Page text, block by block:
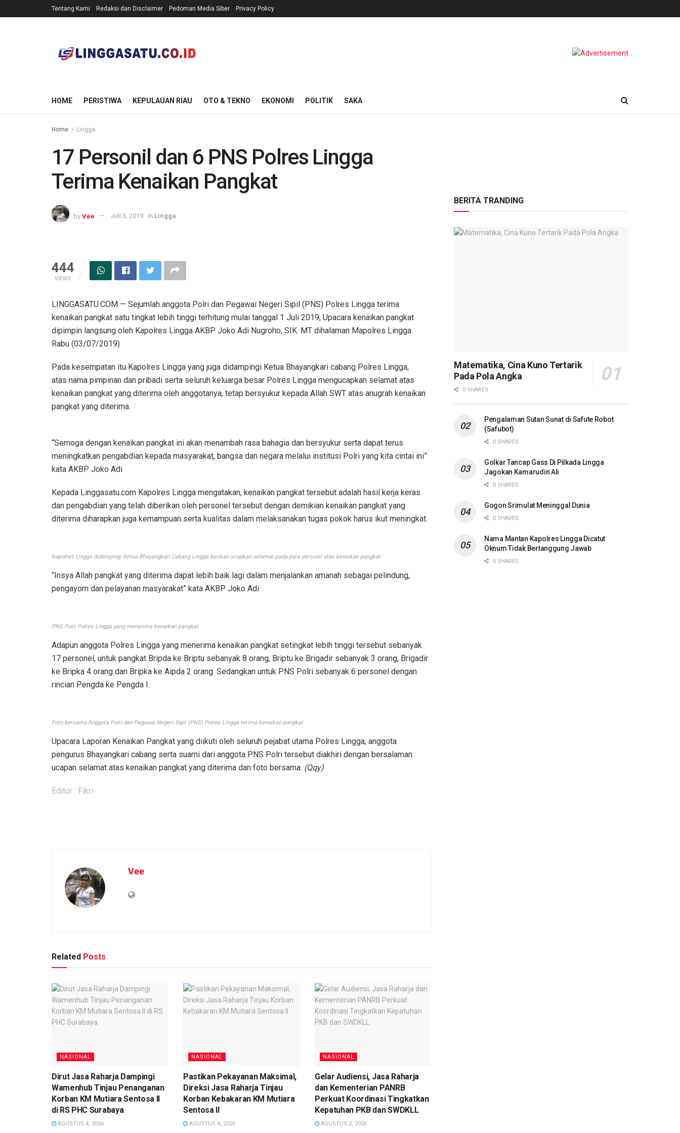
Tentang Kami Redaksi dan Disclaimer Pedoman Media Siber Privacy Policy
HOME PERISTIWA KEPULAUAN RIAU OTO & TEKNO EKONOMI POLITIK SAKA
Home Lingga
17 Personil dan 6 PNS Polres Lingga
Terima Kenaikan Pangkat
by Vee Juli 3, 2019 in Lingga
444
VIEWS
LINGGASATU.COM — Sejumlah anggota Polri dan Pegawai Negeri Sipil (PNS) Polres Lingga terima
kenaikan pangkat satu tingkat lebih tinggi terhitung mulai tanggal 1 Juli 2019, Upacara kenaikan pangkat
dipimpin langsung oleh Kapolres Lingga AKBP Joko Adi Nugroho, SIK. MT dihalaman Mapolres Lingga.
Rabu (03/07/2019)
Pada kesempatan itu Kapolres Lingga yang juga didampingi Ketua Bhayangkari cabang Polres Lingga,
atas nama pimpinan dan pribadi serta seluruh keluarga besar Polres Lingga mengucapkan selamat atas
kenaikan pangkat yang diterima oleh anggotanya, tetap bersyukur kepada Allah SWT atas anugrah kenaikan
pangkat yang diterima.
“Semoga dengan kenaikan pangkat ini akan menambah rasa bahagia dan bersyukur serta dapat terus
meningkatkan pengabdian kepada masyarakat, bangsa dan negara melalui institusi Polri yang kita cintai ini”
kata AKBP Joko Adi
Kepada Linggasatu.com Kapolres Lingga mengatakan, kenaikan pangkat tersebut adalah hasil kerja keras
dan pengabdian yang telah diberikan oleh personel tersebut dengan demikian kenaikan pangkat yang
diterima diharapkan juga kemampuan serta kualitas dalam melaksanakan tugas pokok harus ikut meningkat.
Kapolres Lingga didampingi Ketua Bhayangkari Cabang Lingga berikan ucapkan selamat pada para personil atas kenaikan pangkat
“Insya Allah pangkat yang diterima dapat lebih baik lagi dalam menjalankan amanah sebagai pelindung,
pengayom dan pelayanan masyarakat” kata AKBP Joko Adi
PNS Polri Polres Lingga yang menerima kenaikan pangkat
Adapun anggota Polres Lingga yang menerima kenaikan pangkat setingkat lebih tinggi tersebut sebanyak
17 personel, untuk pangkat Bripda ke Briptu sebanyak 8 orang, Briptu ke Brigadir sebanyak 3 orang, Brigadir
ke Bripka 4 orang dan Bripka ke Aipda 2 orang. Sedangkan untuk PNS Polri sebanyak 6 personel dengan
rincian Pengda ke Pengda I.
Foto bersama Anggota Polri dan Pegawai Negeri Sipil (PNS) Polres Lingga terima kenaikan pangkat
Upacara Laporan Kenaikan Pangkat yang diikuti oleh seluruh pejabat utama Polres Lingga, anggota
pengurus Bhayangkari cabang serta suami dari anggota PNS Polri tersebut diakhiri dengan bersalaman
ucapan selamat atas kenaikan pangkat yang diterima dan foto bersama. (Qqy)
Editor : Fikri
Vee
Related Posts
NASIONAL
Dirut Jasa Raharja Dampingi
Wamenhub Tinjau Penanganan
Korban KM Mutiara Sentosa II
di RS PHC Surabaya
AGUSTUS 4, 2026
NASIONAL
Pastikan Pekayanan Maksimal,
Direksi Jasa Raharja Tinjau
Korban Kebakaran KM Mutiara
Sentosa II
AGUSTUS 4, 2026
NASIONAL
Gelar Audiensi, Jasa Raharja
dan Kementerian PANRB
Perkuat Koordinasi Tingkatkan
Kepatuhan PKB dan SWDKLL
AGUSTUS 2, 2026
BERITA TRANDING
Matematika, Cina Kuno Tertarik
Pada Pola Angka
0 SHARES
Pengalaman Sutan Sunat di Safute Robot
(Safubot)
0 SHARES
Golkar Tancap Gass Di Pilkada Lingga
Jagokan Kamarudin Ali
0 SHARES
Gogon Srimulat Meninggal Dunia
0 SHARES
Nama Mantan Kapolres Lingga Dicatut
Oknum Tidak Bertanggung Jawab
0 SHARES